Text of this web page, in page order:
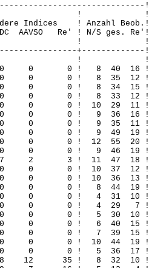
!
! !
Indices ! Anzahl Beob.!
AAVSO Re' ! N/S ges. Re'!
! !
+-------------!
! !
0 0 ! 8 40 16 !
0 0 ! 8 35 12 !
0 0 ! 8 34 15 !
0 0 ! 8 33 12 !
0 0 ! 10 29 11 !
0 0 ! 9 36 16 !
0 0 ! 9 35 11 !
0 0 ! 9 49 19 !
0 0 ! 12 55 20 !
0 0 ! 9 46 19 !
2 3 ! 11 47 18 !
0 0 ! 10 37 12 !
0 0 ! 10 36 13 !
0 0 ! 8 44 19 !
0 0 ! 4 31 10 !
0 0 0 ! 4 29 7 !
0 0 ! 5 30 10 !
0 0 ! 6 40 15 !
0 0 ! 7 39 15 !
0 0 ! 10 44 19 !
0 0 ! 5 36 17 !
12 35 ! 8 32 10 !